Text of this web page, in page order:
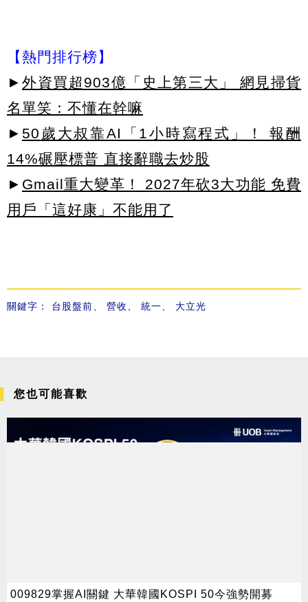
【熱門排行榜】
► 外資買超903億「史上第三大」 網見掃貨
名單笑：不懂在幹嘛
► 50歲大叔靠AI「1小時寫程式」！ 報酬
14%碾壓標普 直接辭職去炒股
► Gmail重大變革！ 2027年砍3大功能 免費
用戶「這好康」不能用了
關鍵字： 台股盤前、 營收、 統一、 大立光
您也可能喜歡
009829掌握AI關鍵 大華韓國KOSPI 50今強勢開募